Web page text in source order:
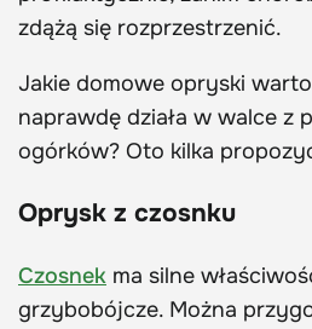
zdążą się rozprzestrzenić.
Jakie domowe opryski
naprawdę działa w walce z
ogórków? Oto kilka
Oprysk z czosnku
Czosnek ma silne
grzybobójcze. Można